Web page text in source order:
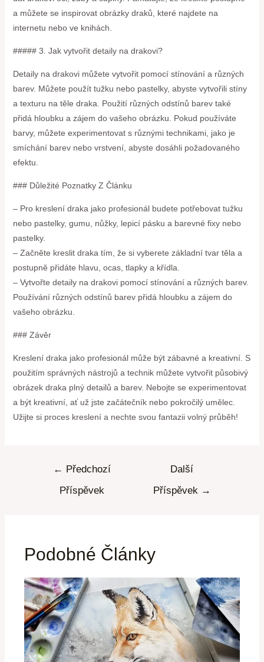
a můžete se inspirovat obrázky draků, které najdete na
internetu nebo ve knihách.
##### 3. Jak vytvořit detaily na drakovi?
Detaily na drakovi můžete vytvořit pomocí stínování a různých
barev. Můžete použít tužku nebo pastelky, abyste vytvořili stíny
a texturu na těle draka. Použití různých odstínů barev také
přidá hloubku a zájem do vašeho obrázku. Pokud používáte
barvy, můžete experimentovat s různými technikami, jako je
smíchání barev nebo vrstvení, abyste dosáhli požadovaného
efektu.
### Důležité Poznatky Z Článku
– Pro kreslení draka jako profesionál budete potřebovat tužku
nebo pastelky, gumu, nůžky, lepicí pásku a barevné fixy nebo
pastelky.
– Začněte kreslit draka tím, že si vyberete základní tvar těla a
postupně přidáte hlavu, ocas, tlapky a křídla.
– Vytvořte detaily na drakovi pomocí stínování a různých barev.
Používání různých odstínů barev přidá hloubku a zájem do
vašeho obrázku.
### Závěr
Kreslení draka jako profesionál může být zábavné a kreativní. S
použitím správných nástrojů a technik můžete vytvořit působivý
obrázek draka plný detailů a barev. Nebojte se experimentovat
a být kreativní, ať už jste začátečník nebo pokročilý umělec.
Užijte si proces kreslení a nechte svou fantazii volný průběh!
← Předchozí
Příspěvek
Další
Příspěvek →
Podobné Články